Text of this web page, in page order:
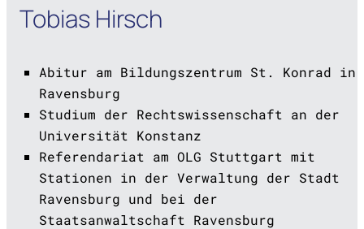
Tobias Hirsch
Abitur am Bildungszentrum St. Konrad in
Ravensburg
Studium der Rechtswissenschaft an der
Universität Konstanz
Referendariat am OLG Stuttgart mit
Stationen in der Verwaltung der Stadt
Ravensburg und bei der
Staatsanwaltschaft Ravensburg